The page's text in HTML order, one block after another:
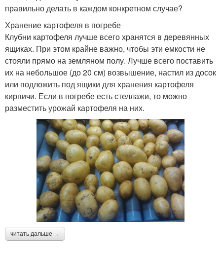
правильно делать в каждом конкретном случае?
Хранение картофеля в погребе
Клубни картофеля лучше всего хранятся в деревянных
ящиках. При этом крайне важно, чтобы эти емкости не
стояли прямо на земляном полу. Лучше всего поставить
их на небольшое (до 20 см) возвышение, настил из досок
или подложить под ящики для хранения картофеля
кирпичи. Если в погребе есть стеллажи, то можно
разместить урожай картофеля на них.
читать дальше →